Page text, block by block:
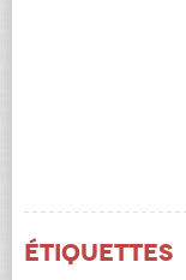
Étiquettes